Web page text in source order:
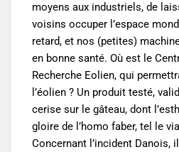
moyens aux industriels, de
voisins occuper l’espace
retard, et nos (petites)
en bonne santé. Où est le
Recherche Eolien, qui
l’éolien ? Un produit testé,
cerise sur le gâteau, dont
gloire de l’homo faber, tel le
Concernant l’incident Danois, il